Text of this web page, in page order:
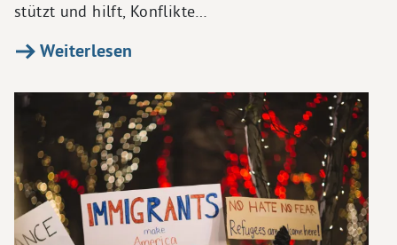
stützt und hilft, Konflikte…
Weiterlesen